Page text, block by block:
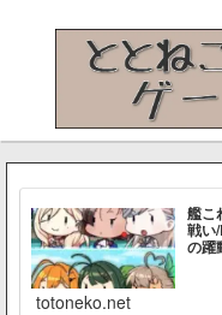
艦こ
戦い
の躍
totoneko.net